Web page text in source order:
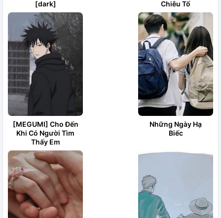
[dark]
Chiêu Tố
[MEGUMI] Cho Đến
Khi Có Người Tìm
Thấy Em
Những Ngày Hạ
Biếc